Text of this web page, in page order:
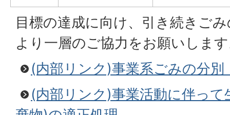
目標の達成に向け、引き続きご
より一層のご協力をお願いしま
(内部リンク)事業系ごみの分別
(内部リンク)事業活動に伴っ